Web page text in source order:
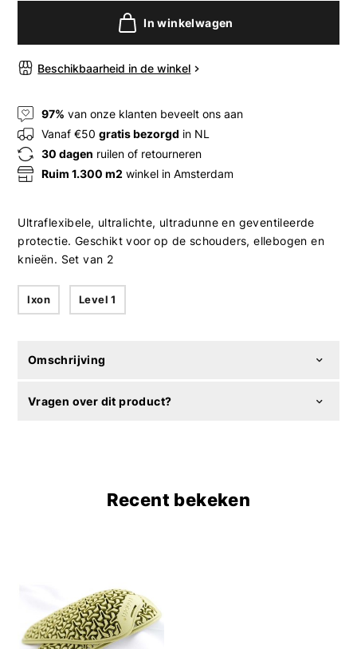
In winkelwagen
Beschikbaarheid in de winkel
97% van onze klanten beveelt ons aan
Vanaf €50gratis bezorgd in NL
30 dagen ruilen of retourneren
Ruim 1.300 m2 winkel in Amsterdam
Ultraflexibele, ultralichte, ultradunne en geventileerde
protectie. Geschikt voor op de schouders, ellebogen en
knieën. Set van 2
Ixon Level 1
Omschrijving
Vragen over dit product?
Recent bekeken